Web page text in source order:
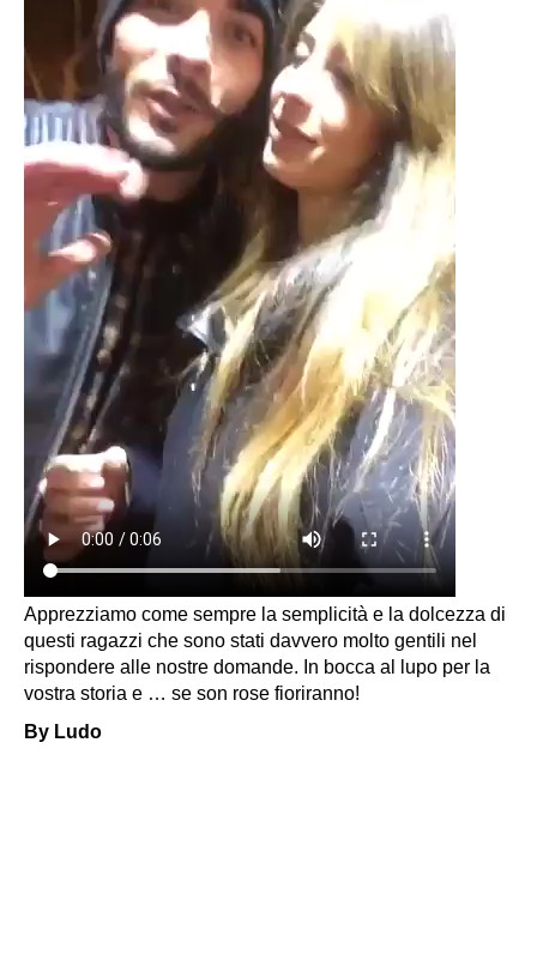
Apprezziamo come sempre la semplicità e la dolcezza di
questi ragazzi che sono stati davvero molto gentili nel
rispondere alle nostre domande. In bocca al lupo per la
vostra storia e … se son rose fioriranno!
By Ludo